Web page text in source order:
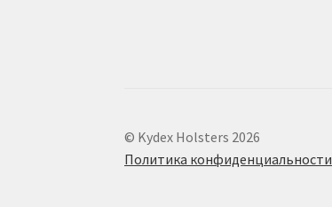
© Kydex Holsters 2026
Политика конфиденциальности